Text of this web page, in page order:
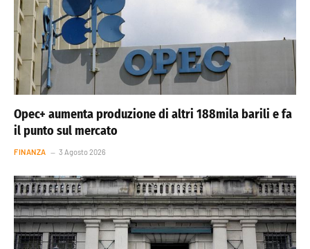
Opec+ aumenta produzione di altri 188mila barili e fa
il punto sul mercato
FINANZA 3 Agosto 2026